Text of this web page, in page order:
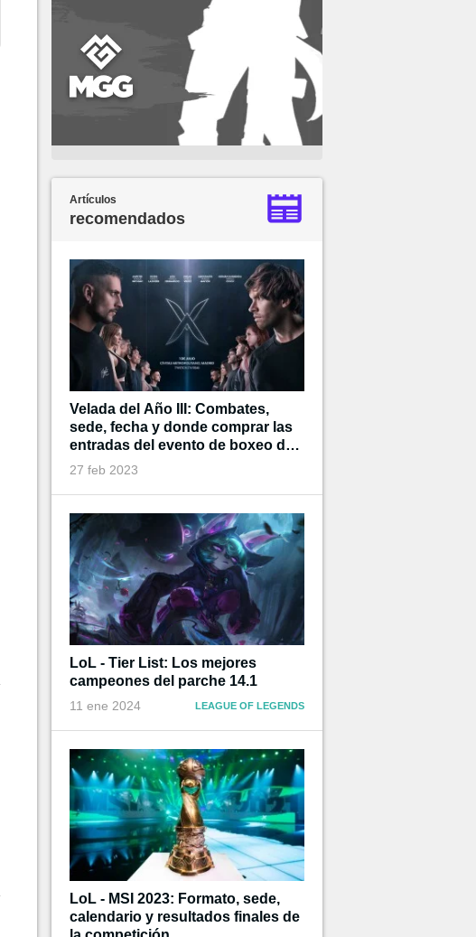
Artículos
recomendados
Velada del Año III: Combates,
sede, fecha y donde comprar las
entradas del evento de boxeo de
Ibai
27 feb 2023
LoL - Tier List: Los mejores
campeones del parche 14.1
11 ene 2024 LEAGUE OF LEGENDS
LoL - MSI 2023: Formato, sede,
calendario y resultados finales de